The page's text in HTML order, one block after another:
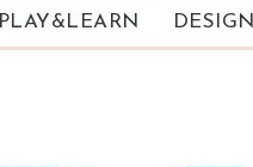
PLAY&LEARN DESIGN